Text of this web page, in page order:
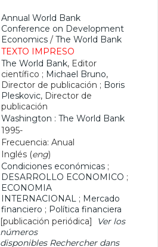
Annual World Bank
Conference on Development
Economics / The World Bank
TEXTO IMPRESO
The World Bank, Editor
científico ; Michael Bruno,
Director de publicación ; Boris
Pleskovic, Director de
publicación
Washington : The World Bank
1995-
Frecuencia: Anual
Inglés (eng)
Condiciones económicas ;
DESARROLLO ECONOMICO ;
ECONOMIA
INTERNACIONAL ; Mercado
financiero ; Política financiera
[publicación periódica]
Ver los
números
disponibles Rechercher dans